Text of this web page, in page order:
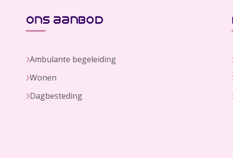
ons aanbod
Ambulante begeleiding
Wonen
Dagbesteding